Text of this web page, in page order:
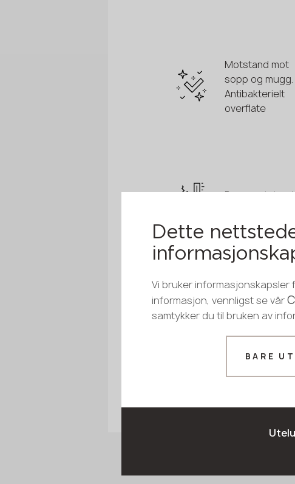
Motstand mot
sopp og mugg.
Antibakterielt
overflate
Brannmotstand
fargetone og
farge for hvert
panel
(repeterbarhet
dekorer)
Dette
Vi bruker
informasjon, vennligst se vår
samtykker du til bruken av
BARE